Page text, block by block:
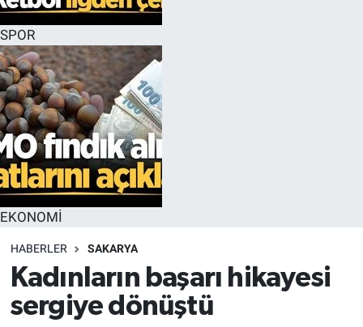
SPOR
EKONOMİ
HABERLER SAKARYA
Kadınların başarı hikayesi
sergiye dönüştü